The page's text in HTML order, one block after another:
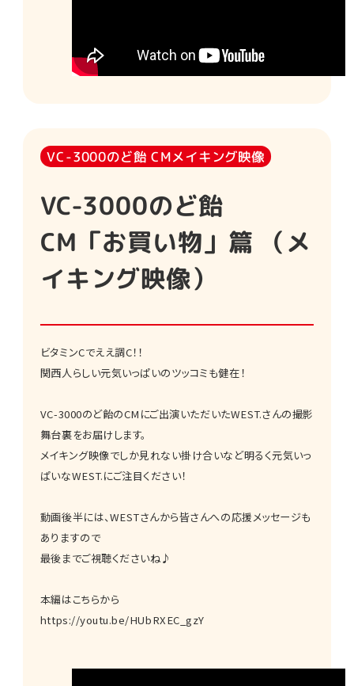
VC-3000のど飴 CMメイキング映像
VC-3000のど飴
CM「お買い物」篇 （メ
イキング映像）
ビタミンCでええ調C！！
関西人らしい元気いっぱいのツッコミも健在！
VC-3000のど飴のCMにご出演いただいたWEST.さんの撮影
舞台裏をお届けします。
メイキング映像でしか見れない掛け合いなど明るく元気いっ
ぱいなWEST.にご注目ください！
動画後半には、WESTさんから皆さんへの応援メッセージも
ありますので
最後までご視聴くださいね♪
本編はこちらから
https://youtu.be/HUbRXEC_gzY